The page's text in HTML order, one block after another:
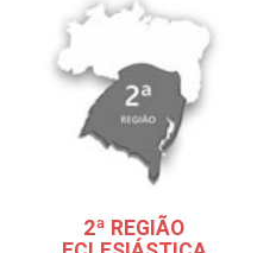
2ª REGIÃO